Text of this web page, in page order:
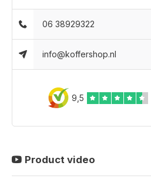
06 38929322
info@koffershop.nl
9,5
Product video